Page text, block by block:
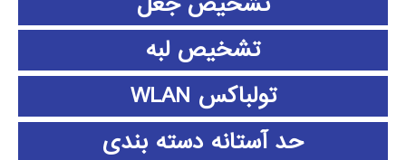
تشخیص لبه
تولباکس WLAN
حد آستانه دسته بندی